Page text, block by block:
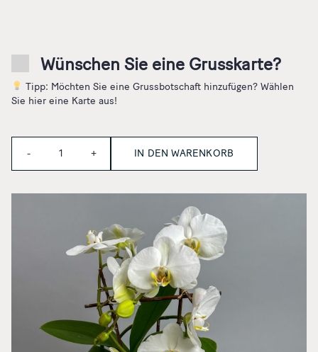
Wünschen Sie eine Grusskarte?
Tipp: Möchten Sie eine Grussbotschaft hinzufügen? Wählen
Sie hier eine Karte aus!
Anzahl IN DEN WARENKORB